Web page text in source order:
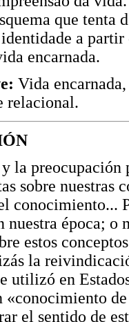
que tenta
a
encarnada.
Vida
relacional.
la preocupación
sobre nuestras
conocimiento...
época; o
estos
la
utilizó en
«conocimiento
el sentido de